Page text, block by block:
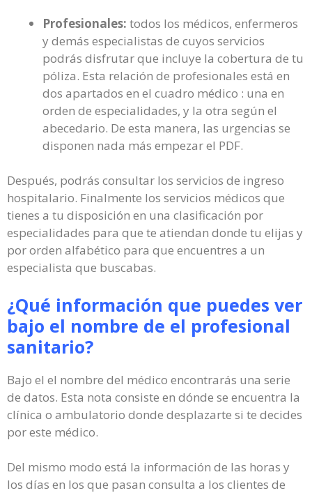
Profesionales: todos los médicos, enfermeros
y demás especialistas de cuyos servicios
podrás disfrutar que incluye la cobertura de tu
póliza. Esta relación de profesionales está en
dos apartados en el cuadro médico : una en
orden de especialidades, y la otra según el
abecedario. De esta manera, las urgencias se
disponen nada más empezar el PDF.
Después, podrás consultar los servicios de ingreso
hospitalario. Finalmente los servicios médicos que
tienes a tu disposición en una clasificación por
especialidades para que te atiendan donde tu elijas y
por orden alfabético para que encuentres a un
especialista que buscabas.
¿Qué información que puedes ver
bajo el nombre de el profesional
sanitario?
Bajo el el nombre del médico encontrarás una serie
de datos. Esta nota consiste en dónde se encuentra la
clínica o ambulatorio donde desplazarte si te decides
por este médico.
Del mismo modo está la información de las horas y
los días en los que pasan consulta a los clientes de